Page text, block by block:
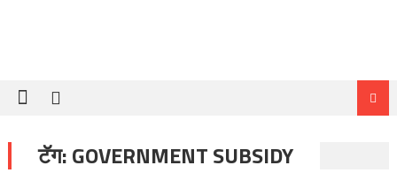
टॅग:GOVERNMENT SUBSIDY